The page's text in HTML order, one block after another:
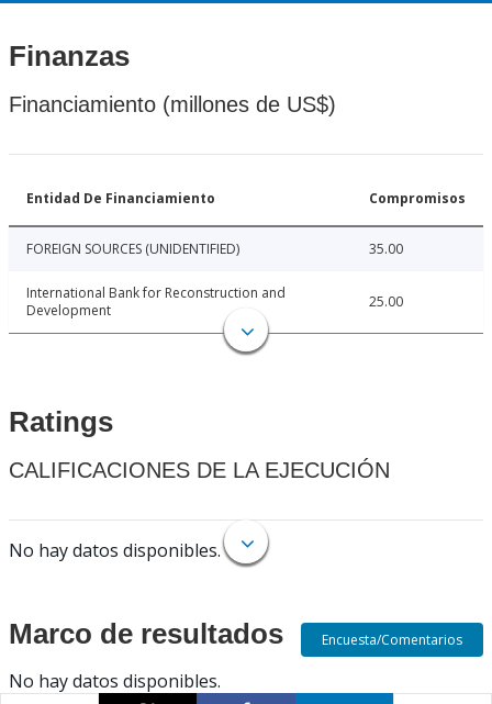
Finanzas
Financiamiento (millones de US$)
Entidad De Financiamiento Compromisos
FOREIGN SOURCES (UNIDENTIFIED) 35.00
International Bank for Reconstruction and
Development
25.00
Ratings
CALIFICACIONES DE LA EJECUCIÓN
No hay datos disponibles.
Marco de resultados
No hay datos disponibles.
Encuesta/Comentarios